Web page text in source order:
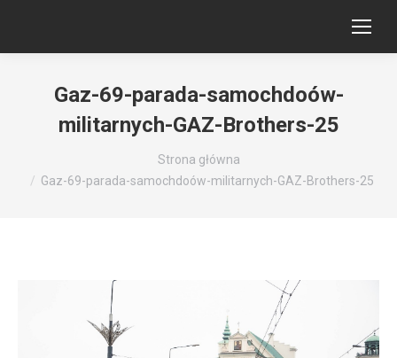
Gaz-69-parada-samochdoów-
militarnych-GAZ-Brothers-25
Strona główna
Gaz-69-parada-samochdoów-militarnych-GAZ-Brothers-25